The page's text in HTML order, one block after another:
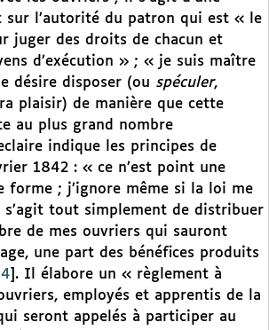
sur l’autorité du patron qui est « le
juger des droits de chacun et
d’exécution » ; « je suis maître
désire disposer (ou spéculer,
plaisir) de manière que cette
au plus grand nombre
indique les principes de
1842 : « ce n’est point une
forme ; j’ignore même si la loi me
tout simplement de distribuer
de mes ouvriers qui sauront
une part des bénéfices produits
. Il élabore un « règlement à
employés et apprentis de la
seront appelés à participer au